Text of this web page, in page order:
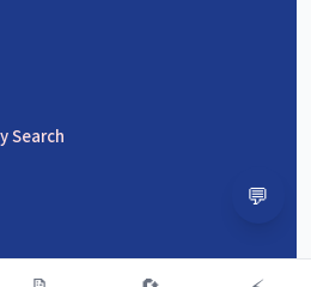
Search
💬